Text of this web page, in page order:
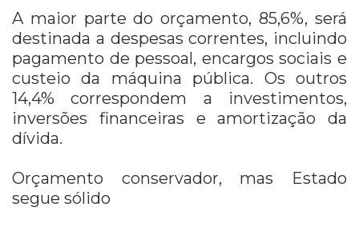
A maior parte do orçamento, 85,6%, será
destinada a despesas correntes, incluindo
pagamento de pessoal, encargos sociais e
custeio da máquina pública. Os outros
14,4% correspondem a investimentos,
inversões financeiras e amortização da
dívida.
Orçamento conservador, mas Estado
segue sólido